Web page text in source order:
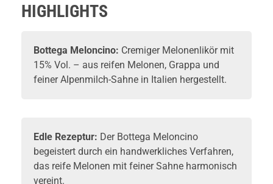
HIGHLIGHTS
Bottega Meloncino: Cremiger Melonenlikörmit
15% Vol. – aus reifen Melonen, Grappa und
feiner Alpenmilch-Sahne in Italien hergestellt.
Edle Rezeptur: Der Bottega Meloncino
begeistert durch ein handwerkliches Verfahren,
das reife Melonen mit feiner Sahne harmonisch
vereint.